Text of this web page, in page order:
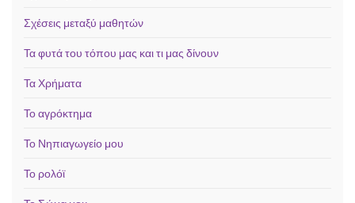
Σχέσεις μεταξύ μαθητών
Τα φυτά του τόπου μας και τι μας δίνουν
Τα Χρήματα
Το αγρόκτημα
Το Νηπιαγωγείο μου
Το ρολόϊ